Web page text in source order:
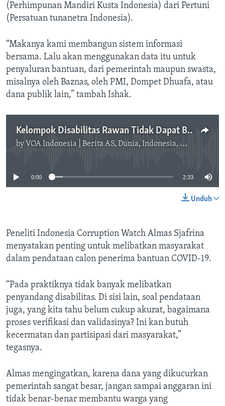
(Perhimpunan Mandiri Kusta Indonesia) dari Pertuni
(Persatuan tunanetra Indonesia).
“Makanya kami membangun sistem informasi
bersama. Lalu akan menggunakan data itu untuk
penyaluran bantuan, dari pemerintah maupun swasta,
misalnya oleh Baznas, oleh PMI, Dompet Dhuafa, atau
dana publik lain,” tambah Ishak.
Kelompok Disabilitas Rawan Tidak Dapat Bantuan Corona
by VOA Indonesia | Berita AS, Dunia, Indonesia, Diaspora Indonesia di AS
No media source currently available
0:00 2:33
Unduh
Peneliti Indonesia Corruption Watch Almas Sjafrina
menyatakan penting untuk melibatkan masyarakat
dalam pendataan calon penerima bantuan COVID-19.
“Pada praktiknya tidak banyak melibatkan
penyandang disabilitas. Di sisi lain, soal pendataan
juga, yang kita tahu belum cukup akurat, bagaimana
proses verifikasi dan validasinya? Ini kan butuh
kecermatan dan partisipasi dari masyarakat,”
tegasnya.
Almas mengingatkan, karena dana yang dikucurkan
pemerintah sangat besar, jangan sampai anggaran ini
tidak benar-benar membantu warga yang